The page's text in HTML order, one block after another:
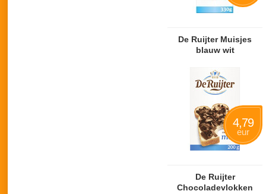
De Ruijter Muisjes
blauw wit
De Ruijter
Chocoladevlokken
4,79
eur